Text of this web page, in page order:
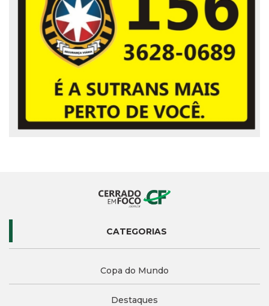
CATEGORIAS
Copa do Mundo
Destaques